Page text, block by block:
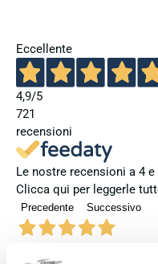
Eccellente
4,9/5
721
recensioni
Le nostre recensioni a 4
Clicca qui per leggerle
Precedente Successivo